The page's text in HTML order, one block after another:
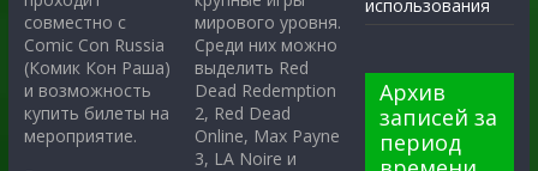
совместно с
Comic Con Russia
(Комик Кон Раша)
и возможность
купить билеты на
мероприятие.
мирового уровня.
Среди них можно
выделить Red
Dead Redemption
2, Red Dead
Online, Max Payne
3, LA Noire и
использования
Архив
записей за
период